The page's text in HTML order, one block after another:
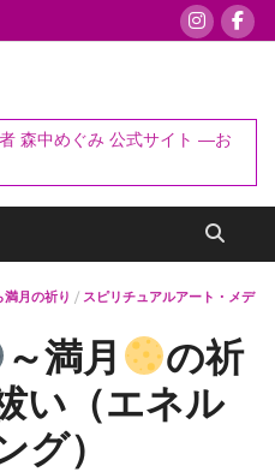
ぃ～®
予約受付中
森中めぐみ 公式サイト ―お
満月の祈り / スピリチュアルアート・メデ
～満月
の祈
い（エネル
グ）